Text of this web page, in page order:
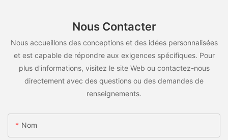
Nous Contacter
Nous accueillons des conceptions et des idées personnalisées
et est capable de répondre aux exigences spécifiques. Pour
plus d'informations, visitez le site Web ou contactez-nous
directement avec des questions ou des demandes de
renseignements.
Nom